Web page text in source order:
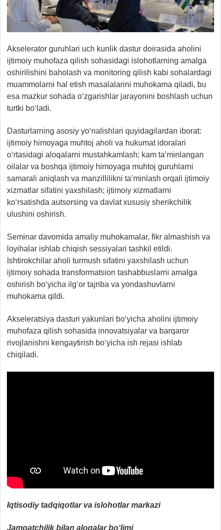
Akselerator guruhlari uch kunlik dastur doirasida aholini
ijtimoiy muhofaza qilish sohasidagi islohotlarning amalga
oshirilishini baholash va monitoring qilish kabi sohalardagi
muammolarni hal etish masalalarini muhokama qiladi, bu
esa mazkur sohada o‘zgarishlar jarayonini boshlash uchun
turtki bo‘ladi.
Dasturlarning asosiy yo‘nalishlari quyidagilardan iborat:
ijtimoiy himoyaga muhtoj aholi va hukumat idoralari
o‘rtasidagi aloqalarni mustahkamlash; kam ta’minlangan
oilalar va boshqa ijtimoiy himoyaga muhtoj guruhlarni
samarali aniqlash va manzillilikni ta’minlash orqali ijtimoiy
xizmatlar sifatini yaxshilash; ijtimoiy xizmatlarni
ko‘rsatishda autsorsing va davlat xususiy sherikchilik
ulushini oshirish.
Seminar davomida amaliy muhokamalar, fikr almashish va
loyihalar ishlab chiqish sessiyalari tashkil etildi.
Ishtirokchilar aholi turmush sifatini yaxshilash uchun
ijtimoiy sohada transformatsion tashabbuslarni amalga
oshirish bo‘yicha ilg‘or tajriba va yondashuvlarni
muhokama qildi.
Akseleratsiya dasturi yakunlari bo‘yicha aholini ijtimoiy
muhofaza qilish sohasida innovatsiyalar va barqaror
rivojlanishni kengaytirish bo‘yicha ish rejasi ishlab
chiqiladi.
Iqtisodiy tadqiqotlar va islohotlar markazi
Jamoatchilik bilan aloqalar bo‘limi